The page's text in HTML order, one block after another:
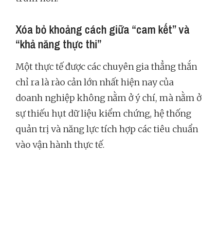
Xóa bỏ khoảng cách giữa “cam kết” và
“khả năng thực thi”
Một thực tế được các chuyên gia thẳng thắn
chỉ ra là rào cản lớn nhất hiện nay của
doanh nghiệp không nằm ở ý chí, mà nằm ở
sự thiếu hụt dữ liệu kiểm chứng, hệ thống
quản trị và năng lực tích hợp các tiêu chuẩn
vào vận hành thực tế.